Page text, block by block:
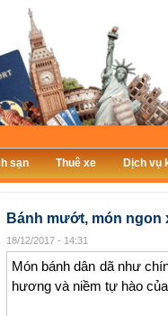
sạn Thuê xe Dịch vụ
Bánh mướt, món ngon
18/12/2017 - 14:31
Món bánh dân dã như
hương và niềm tự hào